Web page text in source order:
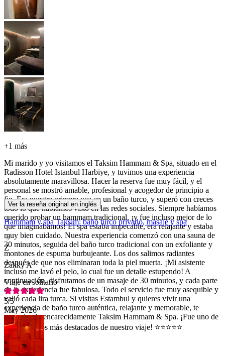
+1 más
Mi marido y yo visitamos el Taksim Hammam & Spa, situado en el
Radisson Hotel Istanbul Harbiye, y tuvimos una experiencia
absolutamente maravillosa. Hacer la reserva fue muy fácil, y el
personal se mostró amable, profesional y acogedor de principio a
fin. Era nuestra primera vez en un baño turco, y superó con creces
todo lo que habíamos visto en las redes sociales. Siempre habíamos
querido probar un hammam tradicional, ¡y fue incluso mejor de lo
que imaginábamos! El spa estaba impecable, era relajante y estaba
muy bien cuidado. Nuestra experiencia comenzó con una sauna de
30 minutos, seguida del baño turco tradicional con un exfoliante y
montones de espuma burbujeante. Los dos salimos radiantes
después de que nos eliminaran toda la piel muerta. ¡Mi asistente
incluso me lavó el pelo, lo cual fue un detalle estupendo! A
continuación, disfrutamos de un masaje de 30 minutos, y cada parte
de la experiencia fue fabulosa. Todo el servicio fue muy asequible y
valió cada lira turca. Si visitas Estambul y quieres vivir una
experiencia de baño turco auténtica, relajante y memorable, te
recomiendo encarecidamente Taksim Hammam & Spa. ¡Fue uno de
los momentos más destacados de nuestro viaje! ⭐⭐⭐⭐⭐
Ver la reseña original en inglés
Hammam y spa Taksim: baño turco privado, masaje y spa
Z
Zakky A
Viaje en solitario
5/5
May 2026